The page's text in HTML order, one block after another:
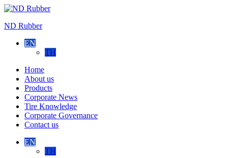
Skip
content
ND Rubber
EN
TH
Home
About us
Products
Corporate News
Tire Knowledge
Corporate Governance
Contact us
EN
TH